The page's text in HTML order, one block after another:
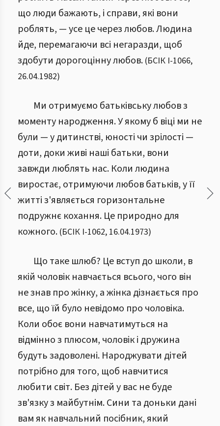
що люди бажають, і справи, які вони
роблять, — усе це через любов. Людина
йде, перемагаючи всі негаразди, щоб
здобути дорогоцінну любов. (БСІК І-1066,
26.04.1982)
Ми отримуємо батьківську любов з
моменту народження. У якому б віці ми не
були — у дитинстві, юності чи зрілості —
доти, доки живі наші батьки, вони
завжди люблять нас. Коли людина
виростає, отримуючи любов батьків, у її
житті з'являється горизонтальне
подружнє кохання. Це природно для
кожного. (БСІК І-1062, 16.04.1973)
Що таке шлюб? Це вступ до школи, в
якій чоловік навчається всього, чого він
не знав про жінку, а жінка дізнається про
все, що їй було невідомо про чоловіка.
Коли обоє вони навчатимуться на
відмінно з плюсом, чоловік і дружина
будуть задоволені. Народжувати дітей
потрібно для того, щоб навчитися
любити світ. Без дітей у вас не буде
зв'язку з майбутнім. Сини та доньки дані
вам як навчальний посібник, який